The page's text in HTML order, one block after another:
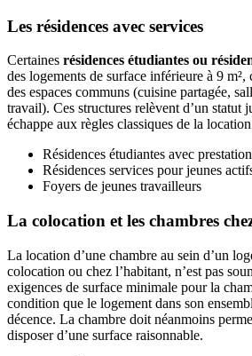
Les résidences avec services
Certaines résidences étudiantes ou
des logements de surface inférieure à 9 m²,
des espaces communs (cuisine partagée,
travail). Ces structures relèvent d’un statut
échappe aux règles classiques de la
Résidences étudiantes avec
Résidences services pour jeunes
Foyers de jeunes travailleurs
La colocation et les chambres
La location d’une chambre au sein d’un
colocation ou chez l’habitant, n’est pas
exigences de surface minimale pour la
condition que le logement dans son
décence. La chambre doit néanmoins
disposer d’une surface raisonnable.